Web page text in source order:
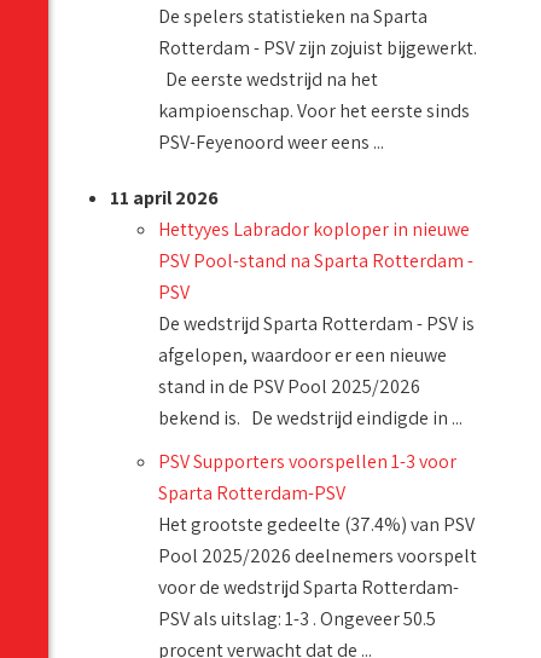
De spelers statistieken na Sparta
Rotterdam - PSV zijn zojuist bijgewerkt.
De eerste wedstrijd na het
kampioenschap. Voor het eerste sinds
PSV-Feyenoord weer eens ...
11 april 2026
Hettyyes Labrador koploper in nieuwe
PSV Pool-stand na Sparta Rotterdam -
PSV
De wedstrijd Sparta Rotterdam - PSV is
afgelopen, waardoor er een nieuwe
stand in de PSV Pool 2025/2026
bekend is. De wedstrijd eindigde in ...
PSV Supporters voorspellen 1-3 voor
Sparta Rotterdam-PSV
Het grootste gedeelte (37.4%) van PSV
Pool 2025/2026 deelnemers voorspelt
voor de wedstrijd Sparta Rotterdam-
PSV als uitslag: 1-3 . Ongeveer 50.5
procent verwacht dat de ...